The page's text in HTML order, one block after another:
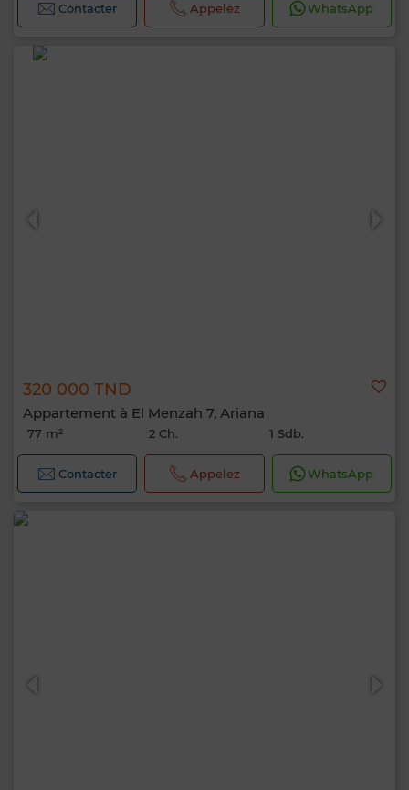
Contacter Appelez WhatsApp
320 000 TND
Appartement à El Menzah 7, Ariana
77 m² 2 Ch. 1 Sdb.
Contacter Appelez WhatsApp